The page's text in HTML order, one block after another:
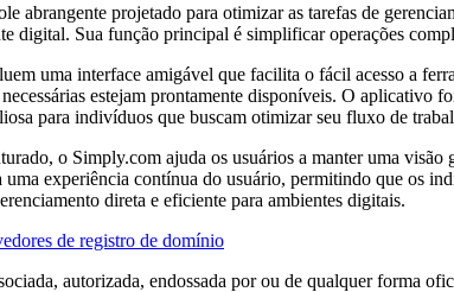
abrangente projetado para otimizar as tarefas de
digital. Sua função principal é simplificar operações
uma interface amigável que facilita o fácil acesso a
estejam prontamente disponíveis. O
para indivíduos que buscam otimizar seu fluxo de
o Simply.com ajuda os usuários a manter uma
uma experiência contínua do usuário, permitindo que os
direta e eficiente para ambientes digitais.
de registro de domínio
autorizada, endossada por ou de qualquer forma